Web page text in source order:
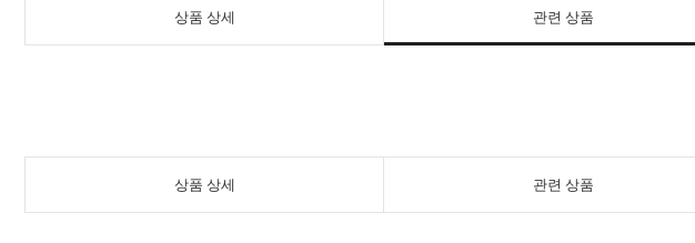
상품 상세 관련 상품
상품 상세 관련 상품